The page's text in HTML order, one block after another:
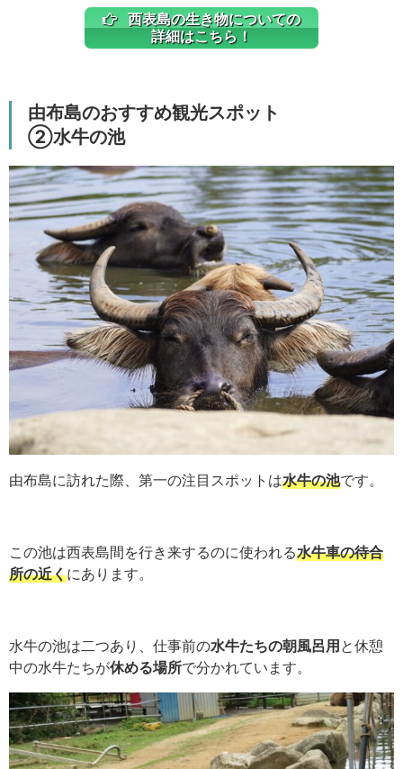
西表島の生き物についての
詳細はこちら！
由布島のおすすめ観光スポット
②水牛の池
由布島に訪れた際、第一の注目スポットは水牛の池です。
この池は西表島間を行き来するのに使われる水牛車の待合
所の近くにあります。
水牛の池は二つあり、仕事前の水牛たちの朝風呂用と休憩
中の水牛たちが休める場所で分かれています。